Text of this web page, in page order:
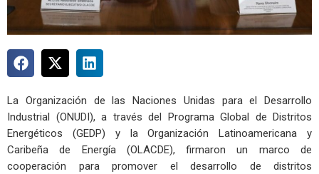
La Organización de las Naciones Unidas para el Desarrollo
Industrial (ONUDI), a través del Programa Global de Distritos
Energéticos (GEDP) y la Organización Latinoamericana y
Caribeña de Energía (OLACDE), firmaron un marco de
cooperación para promover el desarrollo de distritos